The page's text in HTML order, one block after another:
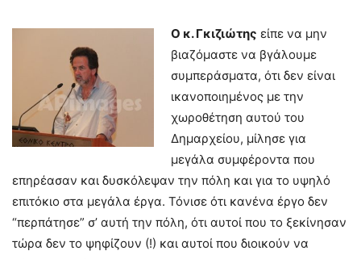
Ο κ. Γκιζιώτης είπε να μην
βιαζόμαστε να βγάλουμε
συμπεράσματα, ότι δεν είναι
ικανοποιημένος με την
χωροθέτηση αυτού του
Δημαρχείου, μίλησε για
μεγάλα συμφέροντα που
επηρέασαν και δυσκόλεψαν την πόλη και για το υψηλό
επιτόκιο στα μεγάλα έργα. Τόνισε ότι κανένα έργο δεν
“περπάτησε” σ’ αυτή την πόλη, ότι αυτοί που το ξεκίνησαν
τώρα δεν το ψηφίζουν (!) και αυτοί που διοικούν να